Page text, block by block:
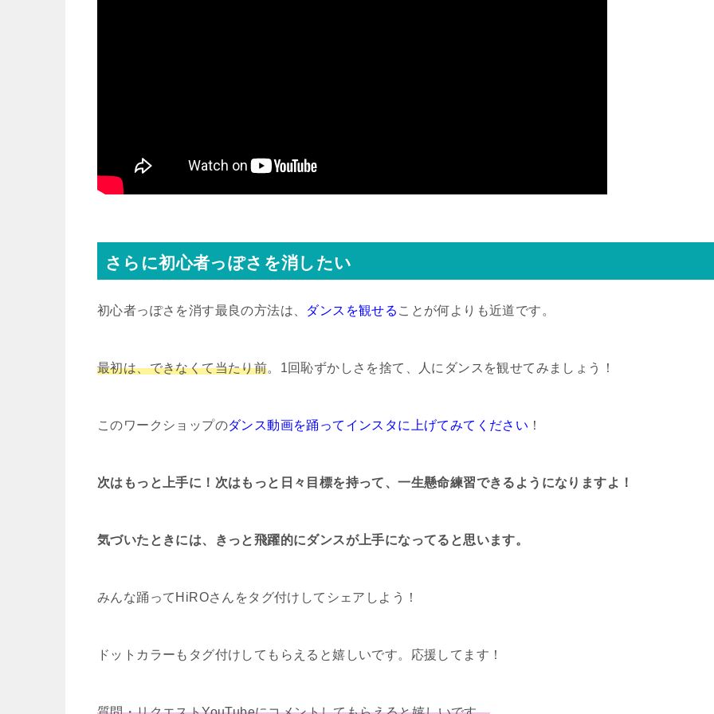
さらに初心者っぽさを消したい
初心者っぽさを消す最良の方法は、 ダンスを観せる ことが何よりも近道です。
最初は、できなくて当たり前。1回恥ずかしさを捨て、人にダンスを観せてみましょう！
このワークショップのダンス動画を踊ってインスタに上げてみてください ！
次はもっと上手に！次はもっと日々目標を持って、一生懸命練習できるようになりますよ！
気づいたときには、きっと飛躍的にダンスが上手になってると思います。
みんな踊ってHiROさんをタグ付けしてシェアしよう！
ドットカラーもタグ付けしてもらえると嬉しいです。応援してます！